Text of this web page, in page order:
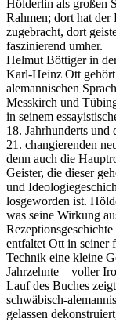
Hölderlin als großen
Rahmen; dort hat der
zugebracht, dort
faszinierend umher.
Helmut Böttiger in
Karl-Heinz Ott
alemannischen
Messkirch und
in seinem
18. Jahrhunderts und
21. changierenden
denn auch die
Geister, die dieser
und
losgeworden ist.
was seine Wirkung
entfaltet Ott in seiner
Technik eine kleine
Jahrzehnte – voller
Lauf des Buches
schwäbisch-
gelassen